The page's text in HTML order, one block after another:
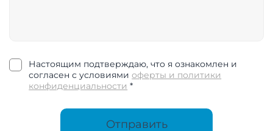
Настоящим подтверждаю, что я ознакомлен и
согласен с условиямиоферты и политики
конфиденциальности *
Отправить